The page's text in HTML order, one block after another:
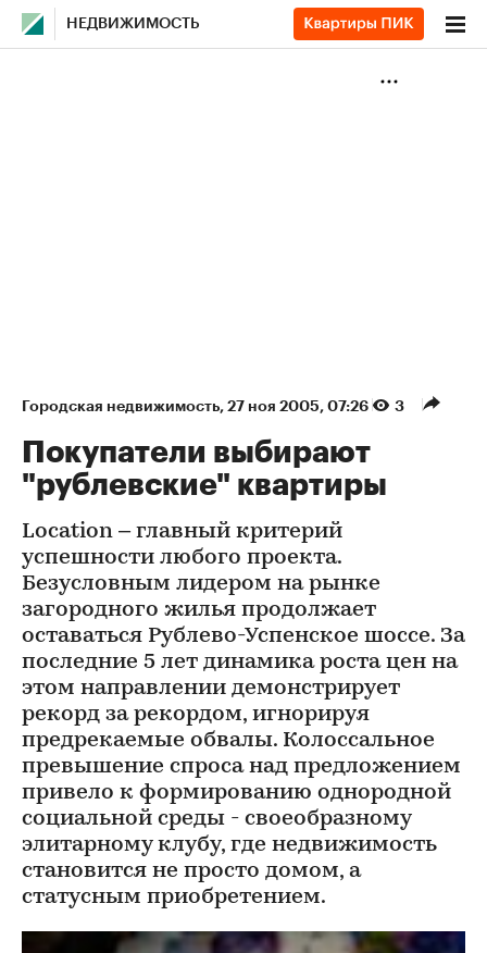
НЕДВИЖИМОСТЬ
Городская недвижимость⁠, 27 ноя 2005, 07:26 3
Покупатели выбирают
"рублевские" квартиры
Location – главный критерий
успешности любого проекта.
Безусловным лидером на рынке
загородного жилья продолжает
оставаться Рублево-Успенское шоссе. За
последние 5 лет динамика роста цен на
этом направлении демонстрирует
рекорд за рекордом, игнорируя
предрекаемые обвалы. Колоссальное
превышение спроса над предложением
привело к формированию однородной
социальной среды - своеобразному
элитарному клубу, где недвижимость
становится не просто домом, а
статусным приобретением.